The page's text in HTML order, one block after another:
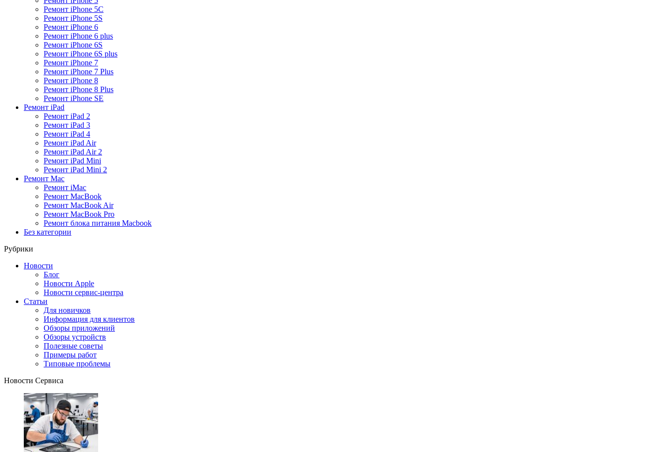
Ремонт iPhone 5C
Ремонт iPhone 5S
Ремонт iPhone 6
Ремонт iPhone 6 plus
Ремонт iPhone 6S
Ремонт iPhone 6S plus
Ремонт iPhone 7
Ремонт iPhone 7 Plus
Ремонт iPhone 8
Ремонт iPhone 8 Plus
Ремонт iPhone SE
Ремонт iPad
Ремонт iPad 2
Ремонт iPad 3
Ремонт iPad 4
Ремонт iPad Air
Ремонт iPad Air 2
Ремонт iPad Mini
Ремонт iPad Mini 2
Ремонт Mac
Ремонт iMac
Ремонт MacBook
Ремонт MacBook Air
Ремонт MacBook Pro
Ремонт блока питания Macbook
Без категории
Рубрики
Новости
Блог
Новости Apple
Новости сервис-центра
Статьи
Для новичков
Информация для клиентов
Обзоры приложений
Обзоры устройств
Полезные советы
Примеры работ
Типовые проблемы
Новости Сервиса